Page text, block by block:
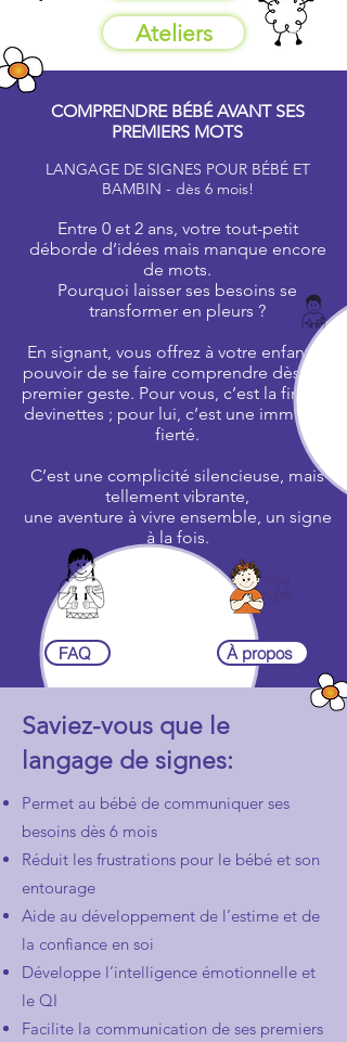
Ateliers
COMPRENDRE BÉBÉ AVANT SES
PREMIERS MOTS
LANGAGE DE SIGNES POUR BÉBÉ ET
BAMBIN - dès 6 mois!
Entre 0 et 2 ans, votre tout-petit
déborde d’idées mais manque encore
de mots.
Pourquoi laisser ses besoins se
transformer en pleurs ?
En signant, vous offrez à votre enfant le
pouvoir de se faire comprendre dès son
premier geste. Pour vous, c’est la fin des
devinettes ; pour lui, c’est une immense
fierté.
C’est une complicité silencieuse, mais
tellement vibrante,
une aventure à vivre ensemble, un signe
à la fois.
FAQ À propos
Saviez-vous que le
langage de signes:
Permet au bébé de communiquer ses
besoins dès 6 mois
Réduit les frustrations pour le bébé et son
entourage
Aide au développement de l’estime et de
la confiance en soi
Développe l’intelligence émotionnelle et
le QI
Facilite la communication de ses premiers